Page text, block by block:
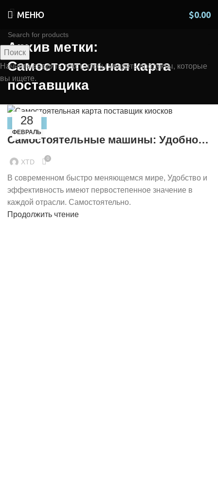
МЕНЮ $0.00
Архив метки:
Самостоятельная карта
поставщика
28
ФЕВРАЛЬ
НОВОСТИ
Самостоятельные машины: Удобное
решение для бесконтактных услуг
XTD 0
В современном быстро меняющемся мире, Удобство и
эффективность имеют первостепенное значение в
каждой отрасли. Самостоятельно.
Продолжить чтение
Поиск
Начните вводить текст, чтобы увидеть продукты, которые
вы ищете.